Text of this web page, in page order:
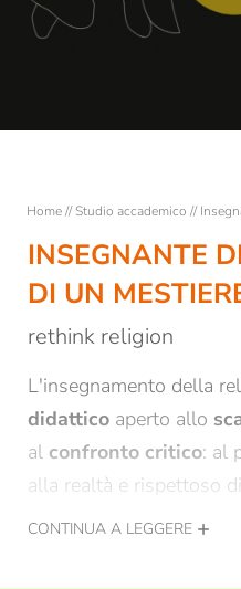
Studio accademico
Insegnante di religione:
Lezioni
Studenti
Consulenza e sostegno
Formazione
Ricerca
Home//Studio accademico //
INSEGNANTE
DI UN
rethink religion
L'insegnamento della
didattico aperto allo
al confronto critico: al
alla realtà e rispettoso
L'insegnamento della
CONTINUA A LEGGERE
REGISTRAZIONE ALLA